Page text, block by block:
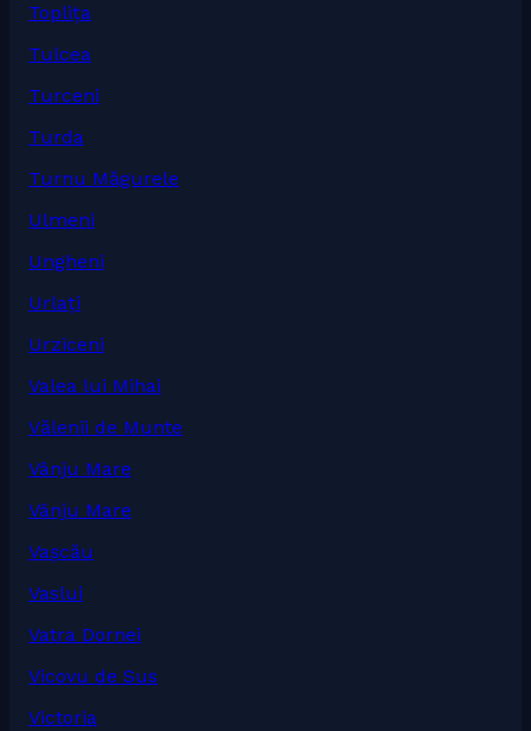
Toplița
Tulcea
Turceni
Turda
Turnu Măgurele
Ulmeni
Ungheni
Urlați
Urziceni
Valea lui Mihai
Vălenii de Munte
Vânju Mare
Vânju Mare
Vașcău
Vaslui
Vatra Dornei
Vicovu de Sus
Victoria